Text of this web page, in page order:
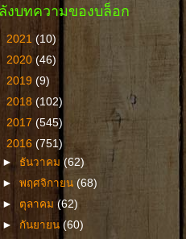
งบทความของบล็อก
2021 (10)
2020 (46)
2019 (9)
2018 (102)
2017 (545)
2016 (751)
► ธันวาคม(62)
►พฤศจิกายน(68)
► ตุลาคม(62)
► กันยายน(60)